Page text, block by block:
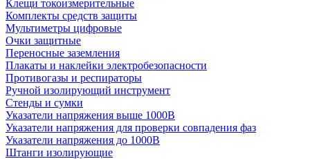
Клещи токоизмерительные
Комплекты средств защиты
Мультиметры цифровые
Очки защитные
Переносные заземления
Плакаты и наклейки электробезопасности
Противогазы и респираторы
Ручной изолирующий инструмент
Стенды и сумки
Указатели напряжения выше 1000В
Указатели напряжения для проверки совпадения фаз
Указатели напряжения до 1000В
Штанги изолирующие